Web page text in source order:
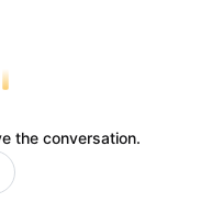
the conversation.